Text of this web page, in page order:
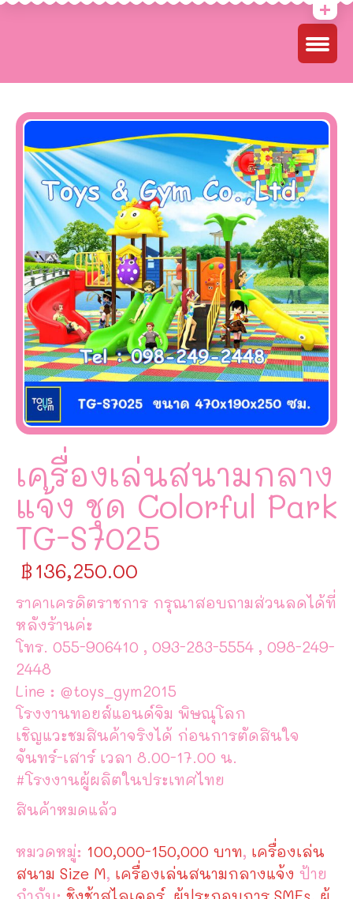
เครื่องเล่นสนามกลาง
แจ้ง ชุด Colorful Park
TG-S7025
฿136,250.00
ราคาเครดิตราชการ กรุณาสอบถามส่วนลดได้ที่
หลังร้านค่ะ
โทร. 055-906410 , 093-283-5554 , 098-249-
2448
Line : @toys_gym2015
โรงงานทอยส์แอนด์จิม พิษณุโลก
เชิญแวะชมสินค้าจริงได้ ก่อนการตัดสินใจ
จันทร์-เสาร์ เวลา 8.00-17.00 น.
#โรงงานผู้ผลิตในประเทศไทย
สินค้าหมดแล้ว
หมวดหมู่: 100,000-150,000 บาท, เครื่องเล่น
สนาม Size M, เครื่องเล่นสนามกลางแจ้ง ป้าย